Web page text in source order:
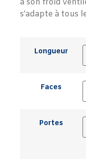
à son froid
s’adapte à tous
Longueur
Faces
Portes